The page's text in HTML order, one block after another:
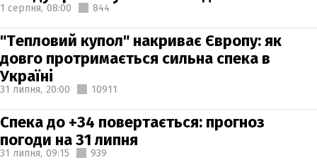
1 серпня, 08:00 844
"Тепловий купол" накриває Європу: як
довго протримається сильна спека в
Україні
31 липня, 20:00 10911
Спека до +34 повертається: прогноз
погоди на 31 липня
31 липня, 09:15 939